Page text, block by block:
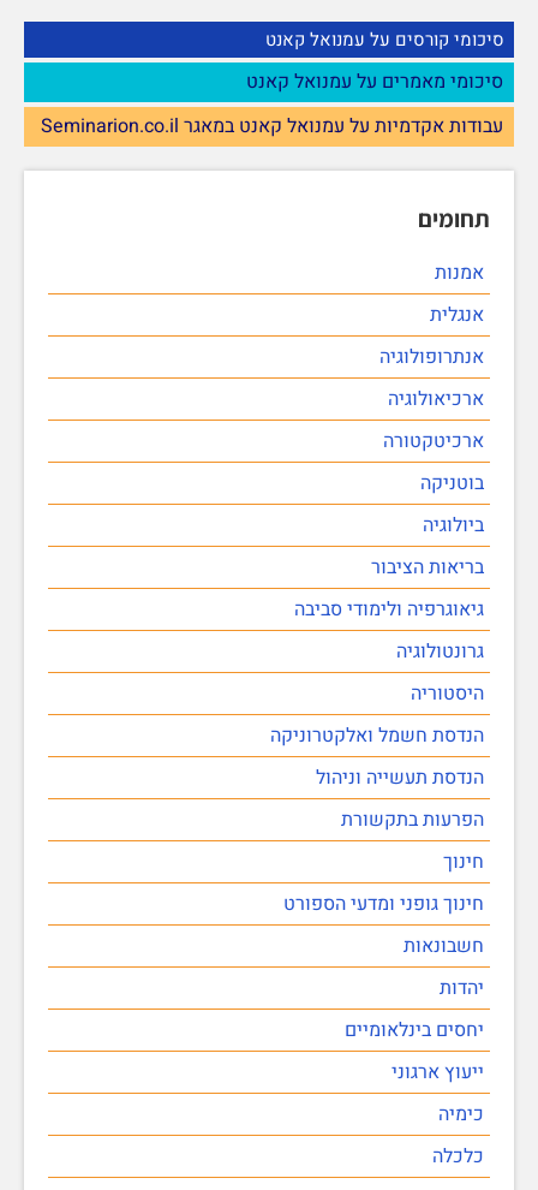
סיכומי קורסים על עמנואל קאנט
סיכומי מאמרים על עמנואל קאנט
עבודות אקדמיות על עמנואל קאנט במאגר Seminarion.co.il
תחומים
אמנות
אנגלית
אנתרופולוגיה
ארכיאולוגיה
ארכיטקטורה
בוטניקה
ביולוגיה
בריאות הציבור
גיאוגרפיה ולימודי סביבה
גרונטולוגיה
היסטוריה
הנדסת חשמל ואלקטרוניקה
הנדסת תעשייה וניהול
הפרעות בתקשורת
חינוך
חינוך גופני ומדעי הספורט
חשבונאות
יהדות
יחסים בינלאומיים
ייעוץ ארגוני
כימיה
כלכלה